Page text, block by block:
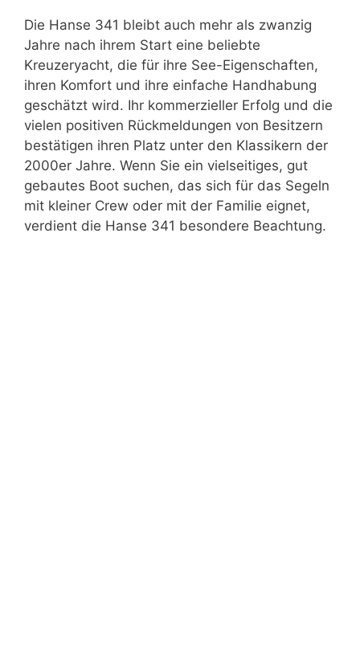
Die Hanse 341 bleibt auch mehr als zwanzig
Jahre nach ihrem Start eine beliebte
Kreuzeryacht, die für ihre See-Eigenschaften,
ihren Komfort und ihre einfache Handhabung
geschätzt wird. Ihr kommerzieller Erfolg und die
vielen positiven Rückmeldungen von Besitzern
bestätigen ihren Platz unter den Klassikern der
2000er Jahre. Wenn Sie ein vielseitiges, gut
gebautes Boot suchen, das sich für das Segeln
mit kleiner Crew oder mit der Familie eignet,
verdient die Hanse 341 besondere Beachtung.